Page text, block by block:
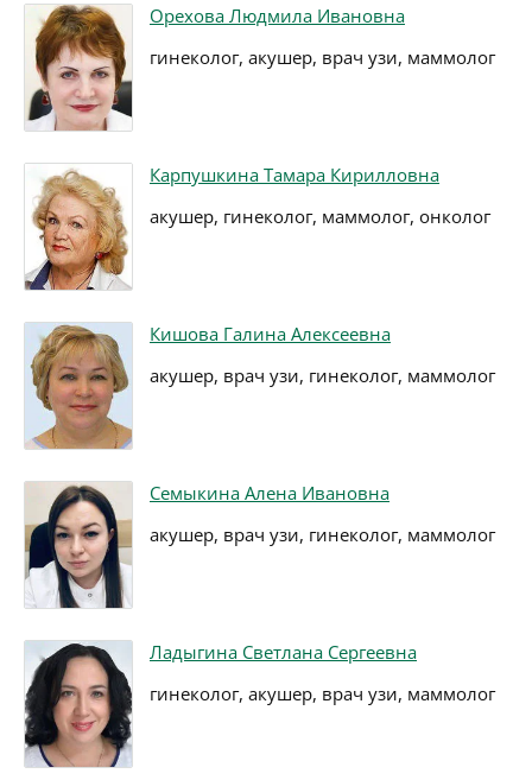
Орехова Людмила Ивановна
гинеколог, акушер, врач узи, маммолог
Карпушкина Тамара Кирилловна
акушер, гинеколог, маммолог, онколог
Кишова Галина Алексеевна
акушер, врач узи, гинеколог, маммолог
Семыкина Алена Ивановна
акушер, врач узи, гинеколог, маммолог
Ладыгина Светлана Сергеевна
гинеколог, акушер, врач узи, маммолог